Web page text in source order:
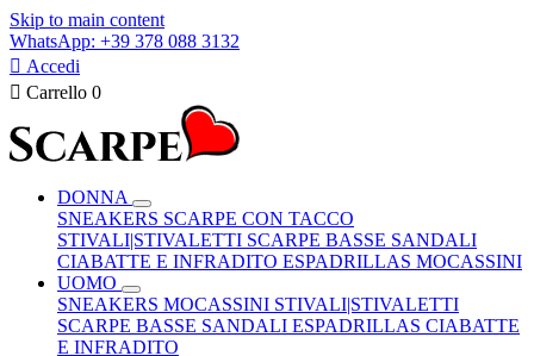
Skip to main content
WhatsApp: +39 378 088 3132
 Accedi
 Carrello 0
DONNA
SNEAKERS SCARPE CON TACCO
STIVALI|STIVALETTI SCARPE BASSE SANDALI
CIABATTE E INFRADITO ESPADRILLAS MOCASSINI
UOMO
SNEAKERS MOCASSINI STIVALI|STIVALETTI
SCARPE BASSE SANDALI ESPADRILLAS CIABATTE
E INFRADITO